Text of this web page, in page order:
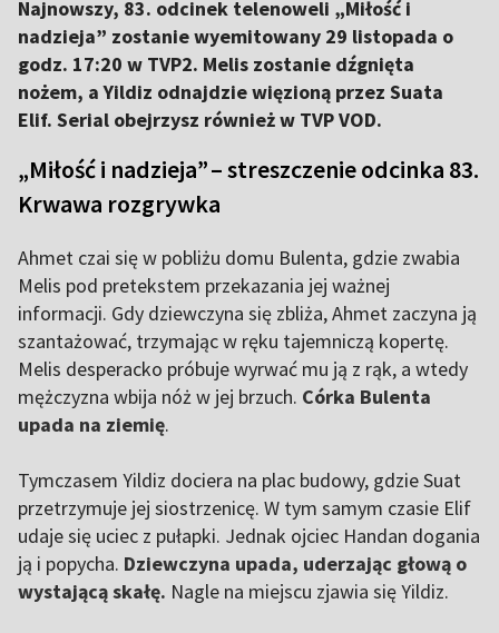
Najnowszy, 83. odcinek telenoweli „Miłość i
nadzieja” zostanie wyemitowany 29 listopada o
godz. 17:20 w TVP2. Melis zostanie dźgnięta
nożem, a Yildiz odnajdzie więzioną przez Suata
Elif. Serial obejrzysz również w TVP VOD.
„Miłość i nadzieja” – streszczenie odcinka 83.
Krwawa rozgrywka
Ahmet czai się w pobliżu domu Bulenta, gdzie zwabia
Melis pod pretekstem przekazania jej ważnej
informacji. Gdy dziewczyna się zbliża, Ahmet zaczyna ją
szantażować, trzymając w ręku tajemniczą kopertę.
Melis desperacko próbuje wyrwać mu ją z rąk, a wtedy
mężczyzna wbija nóż w jej brzuch. Córka Bulenta
upada na ziemię.
Tymczasem Yildiz dociera na plac budowy, gdzie Suat
przetrzymuje jej siostrzenicę. W tym samym czasie Elif
udaje się uciec z pułapki. Jednak ojciec Handan dogania
ją i popycha. Dziewczyna upada, uderzając głową o
wystającą skałę. Nagle na miejscu zjawia się Yildiz.